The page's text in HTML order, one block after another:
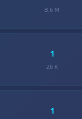
8,6 M
1
26 K
1